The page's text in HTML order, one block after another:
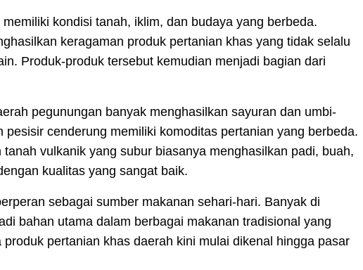
kondisi tanah, iklim, dan budaya yang berbeda.
keragaman produk pertanian khas yang tidak selalu
Produk-produk tersebut kemudian menjadi bagian dari
pegunungan banyak menghasilkan sayuran dan umbi-
pesisir cenderung memiliki komoditas pertanian yang berbeda.
vulkanik yang subur biasanya menghasilkan padi, buah,
kualitas yang sangat baik.
sebagai sumber makanan sehari-hari. Banyak di
bahan utama dalam berbagai makanan tradisional yang
pertanian khas daerah kini mulai dikenal hingga pasar